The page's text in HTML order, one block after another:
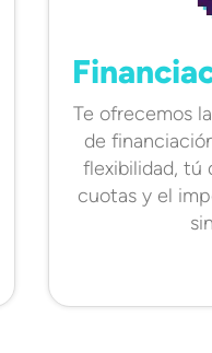
Te ofrecemos
de
flexibilidad, tú
cuotas y el